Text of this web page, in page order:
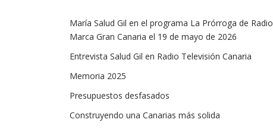
María Salud Gil en el programa La Prórroga de Radio
Marca Gran Canaria el 19 de mayo de 2026
Entrevista Salud Gil en Radio Televisión Canaria
Memoria 2025
Presupuestos desfasados
Construyendo una Canarias más solida